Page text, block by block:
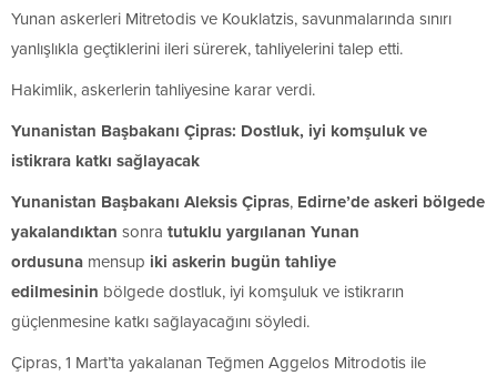
Yunan askerleri Mitretodis ve Kouklatzis, savunmalarında sınırı
yanlışlıkla geçtiklerini ileri sürerek, tahliyelerini talep etti.
Hakimlik, askerlerin tahliyesine karar verdi.
Yunanistan Başbakanı Çipras: Dostluk, iyi komşuluk ve
istikrara katkı sağlayacak
Yunanistan Başbakanı Aleksis Çipras, Edirne’de askeri bölgede
yakalandıktan sonra tutuklu yargılanan Yunan
ordusuna mensup iki askerin bugün tahliye
edilmesinin bölgede dostluk, iyi komşuluk ve istikrarın
güçlenmesine katkı sağlayacağını söyledi.
Çipras, 1 Mart’ta yakalanan Teğmen Aggelos Mitrodotis ile